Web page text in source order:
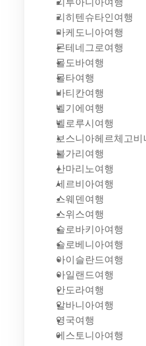
리히텐슈타인여행
마케도니아여행
몬테네그로여행
몰도바여행
몰타여행
바티칸여행
벨기에여행
벨로루시여행
보스니아헤르체고비
불가리여행
산마리노여행
세르비아여행
스웨덴여행
스위스여행
슬로바키아여행
슬로베니아여행
아이슬란드여행
아일랜드여행
안도라여행
알바니아여행
영국여행
에스토니아여행